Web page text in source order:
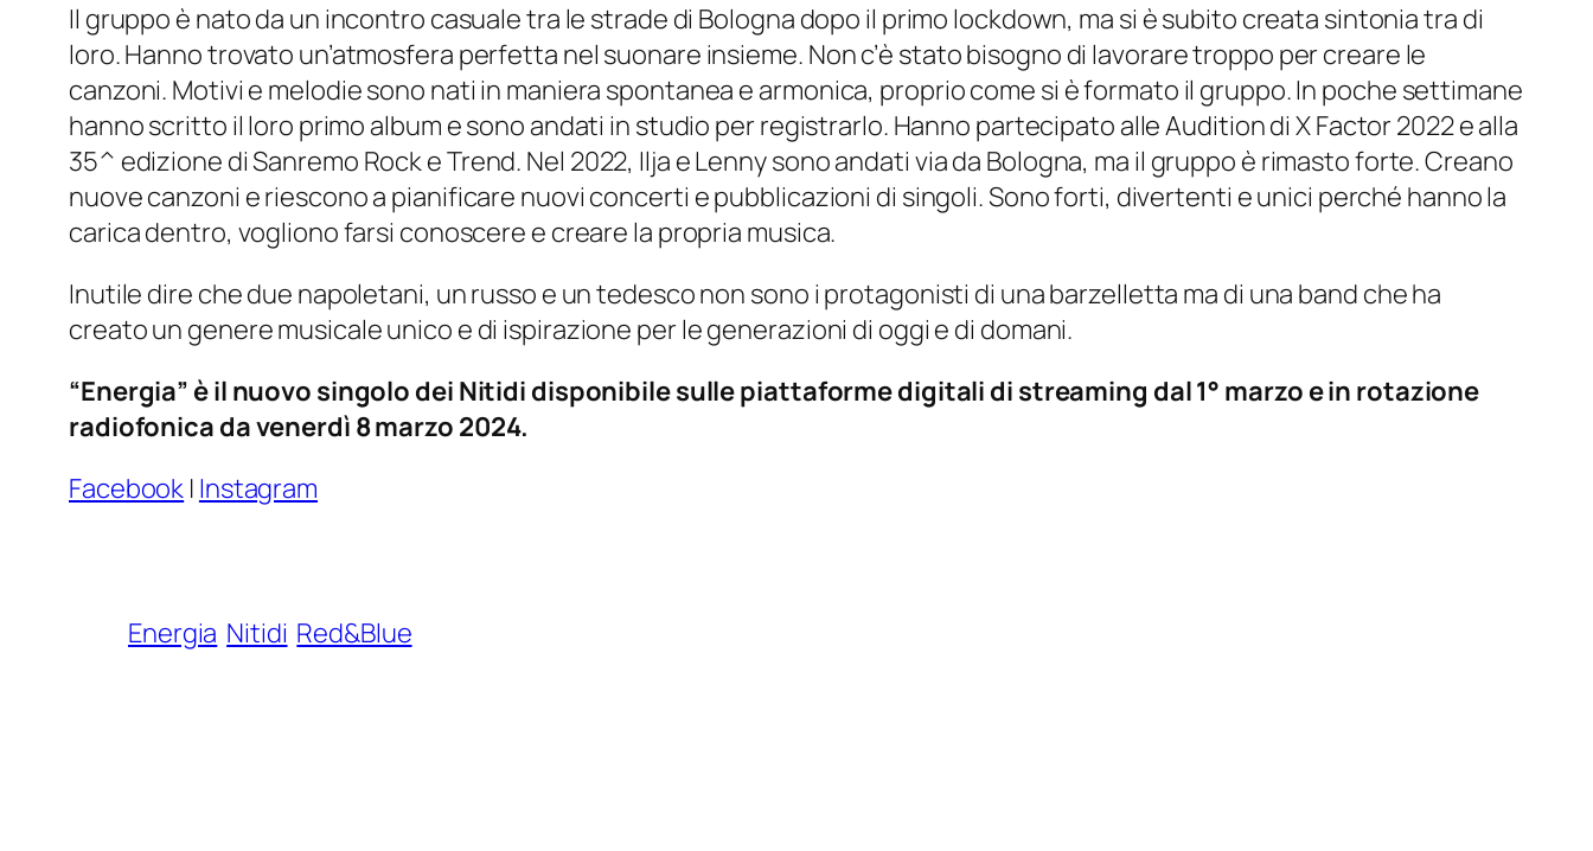
Il gruppo è nato da un incontro casuale tra le strade di Bologna dopo il primo lockdown, ma si è subito creata sintonia tra di
loro. Hanno trovato un’atmosfera perfetta nel suonare insieme. Non c’è stato bisogno di lavorare troppo per creare le
canzoni. Motivi e melodie sono nati in maniera spontanea e armonica, proprio come si è formato il gruppo. In poche settimane
hanno scritto il loro primo album e sono andati in studio per registrarlo. Hanno partecipato alle Audition di X Factor 2022 e alla
35^ edizione di Sanremo Rock e Trend. Nel 2022, Ilja e Lenny sono andati via da Bologna, ma il gruppo è rimasto forte. Creano
nuove canzoni e riescono a pianificare nuovi concerti e pubblicazioni di singoli. Sono forti, divertenti e unici perché hanno la
carica dentro, vogliono farsi conoscere e creare la propria musica.
Inutile dire che due napoletani, un russo e un tedesco non sono i protagonisti di una barzelletta ma di una band che ha
creato un genere musicale unico e di ispirazione per le generazioni di oggi e di domani.
“Energia” è il nuovo singolo dei Nitidi disponibile sulle piattaforme digitali di streaming dal 1° marzo e in rotazione
radiofonica da venerdì 8 marzo 2024.
Facebook | Instagram
Energia Nitidi Red&Blue